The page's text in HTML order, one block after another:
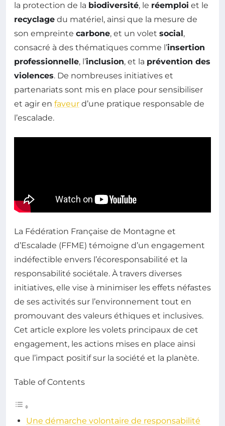
la protection de la biodiversité, le réemploi et le
recyclage du matériel, ainsi que la mesure de
son empreinte carbone, et un volet social,
consacré à des thématiques comme l’insertion
professionnelle, l’inclusion, et la prévention des
violences. De nombreuses initiatives et
partenariats sont mis en place pour sensibiliser
et agir en faveur d’une pratique responsable de
l’escalade.
La Fédération Française de Montagne et
d’Escalade (FFME) témoigne d’un engagement
indéfectible envers l’écoresponsabilité et la
responsabilité sociétale. À travers diverses
initiatives, elle vise à minimiser les effets néfastes
de ses activités sur l’environnement tout en
promouvant des valeurs éthiques et inclusives.
Cet article explore les volets principaux de cet
engagement, les actions mises en place ainsi
que l’impact positif sur la société et la planète.
Table of Contents
Une démarche volontaire de responsabilité